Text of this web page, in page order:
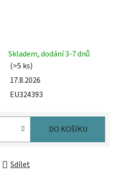
Skladem, dodání 3-7 dnů
(>5 ks)
17.8.2026
EU324393
DO KOŠÍKU
Sdílet